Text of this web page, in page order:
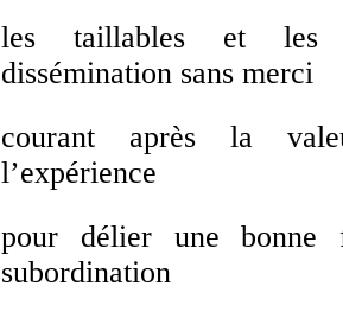
les taillables et les
dissémination sans merci
courant après la
l’expérience
pour délier une
subordination